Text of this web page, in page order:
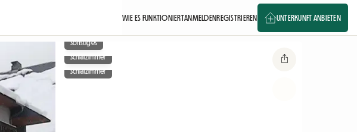
WIE ES FUNKTIONIERTANMELDENREGISTRIEREN UNTERKUNFT ANBIETEN
Sonstiges
Schlafzimmer
Schlafzimmer